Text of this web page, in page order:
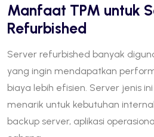
Manfaat TPM untuk
Refurbished
Server refurbished banyak
yang ingin mendapatkan
biaya lebih efisien. Server jenis
menarik untuk kebutuhan
backup server, aplikasi